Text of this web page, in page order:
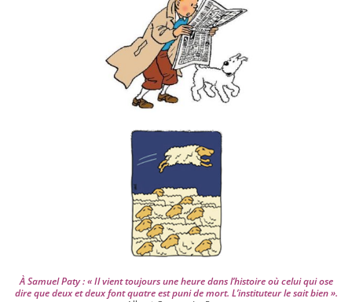
À Samuel Paty : « Il vient tou­jours une heure dans l’his­toire où celui qui ose
dire que deux et deux font quatre est puni de mort. L’instituteur le sait bien ».